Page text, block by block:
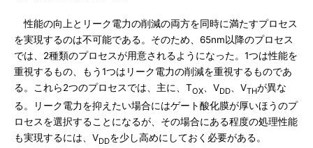
性能の向上とリーク電力の削減の両方を同時に満たすプロセス
を実現するのは不可能である。そのため、65nm以降のプロセス
では、2種類のプロセスが用意されるようになった。1つは性能を
重視するもの、もう1つはリーク電力の削減を重視するものであ
る。これら2つのプロセスでは、主に、TOX 、VDD 、VTHが異な
る。リーク電力を抑えたい場合にはゲート酸化膜が厚いほうのプ
ロセスを選択することになるが、その場合にある程度の処理性能
も実現するには、VDDを少し高めにしておく必要がある。